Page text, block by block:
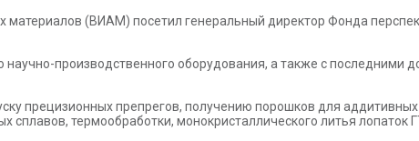
материалов (ВИАМ) посетил генеральный директор Фонда
научно-производственного оборудования, а также с
прецизионных препрегов, получению порошков для аддитивных
термообработки, монокристаллического литья лопаток